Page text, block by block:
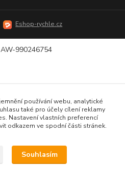
Eshop-rychle.cz
AW-990246754
používání webu, analytické
také pro účely cílení reklamy
Nastavení vlastních preferencí
odkazem ve spodní části stránek.
Souhlasím